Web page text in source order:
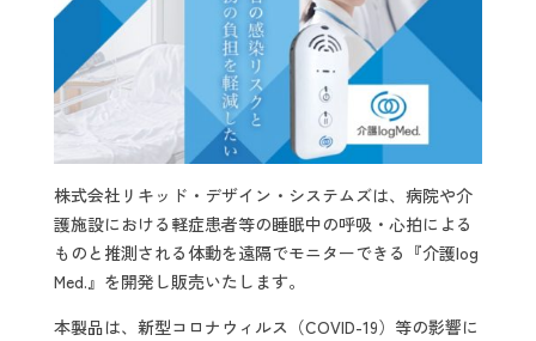
株式会社リキッド・デザイン・システムズは、病院や介
護施設における軽症患者等の睡眠中の呼吸・心拍による
ものと推測される体動を遠隔でモニターできる『介護log
Med.』を開発し販売いたします。
本製品は、新型コロナウィルス（COVID-19）等の影響に